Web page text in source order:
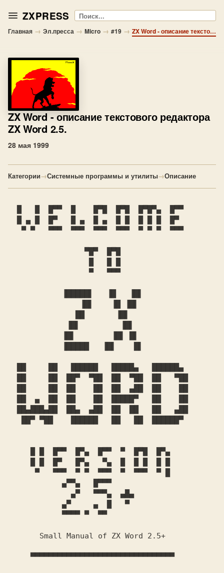
ZXPRESS Поиск
Главная → Эл.пресса → Micro → #19 → ZX Word - описание текстового редактора ZX Word 2.5.
ZX Word - описание текстового редактора
ZX Word 2.5.
28 мая 1999
Категории→Системные программы и утилиты→Описание
   ▀ ▀   ▀▀▀  ▀▀▀  ▀▀▀  ▀▀▀  ▀ ▀ ▀  ▀▀▀
                 ▀█▀  █▀█
                  ▀   ▀▀▀
      ▀   ▀▀▀  ▀ ▀  ▀▀▀  ▀  ▀▀▀  ▀ █
            ▄▀▀▄   █▀▀▀
              ▄▀   ▀▀▀▄  ▄█▄
            ▄▀     ▄  █   ▀
            ▀▀▀▀ ▀  ▀▀
     ▀▀▀▀▀▀▀▀▀▀▀▀▀▀▀▀▀▀▀▀▀▀▀▀▀▀▀▀▀▀▀▀